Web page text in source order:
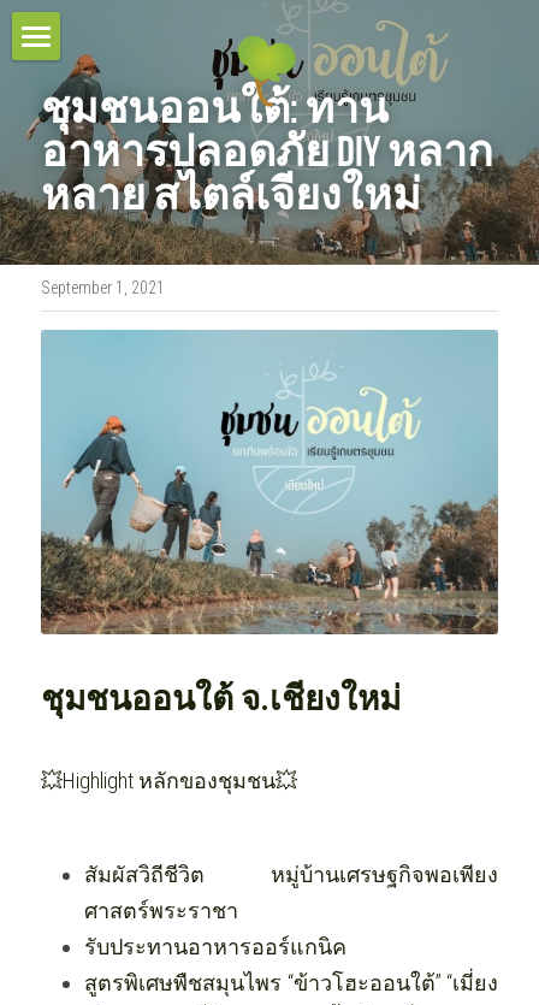
HOME
TOUR COLLECTIONS
THE URBAN TOURS
CULTURAL VILLAGE TOURS
HOMESTAY EXPERIENCES
EDUCATIONAL TOURS
PROJECT & SERVICES
BLOG
RESPONSIBLE TRAVEL
OUR MISSIONS
OUR AWARDS
OUR SUSTAINABILITY POLICY
OUR SOCIAL CONTRIBUTION
CONTACT US
TEAM
Search
ชุมชนออนใต้: ทาน
อาหารปลอดภัย DIY หลาก
หลาย สไตล์เจียงใหม่
September 1, 2021
ชุมชนออนใต้ จ.เชียงใหม่
💥Highlight หลักของชุมชน💥
สัมผัสวิถีชีวิต หมู่บ้านเศรษฐกิจพอเพียง
ศาสตร์พระราชา
รับประทานอาหารออร์แกนิค
สูตรพิเศษพืชสมุนไพร “ข้าวโฮะออนใต้” “เมี่ยง